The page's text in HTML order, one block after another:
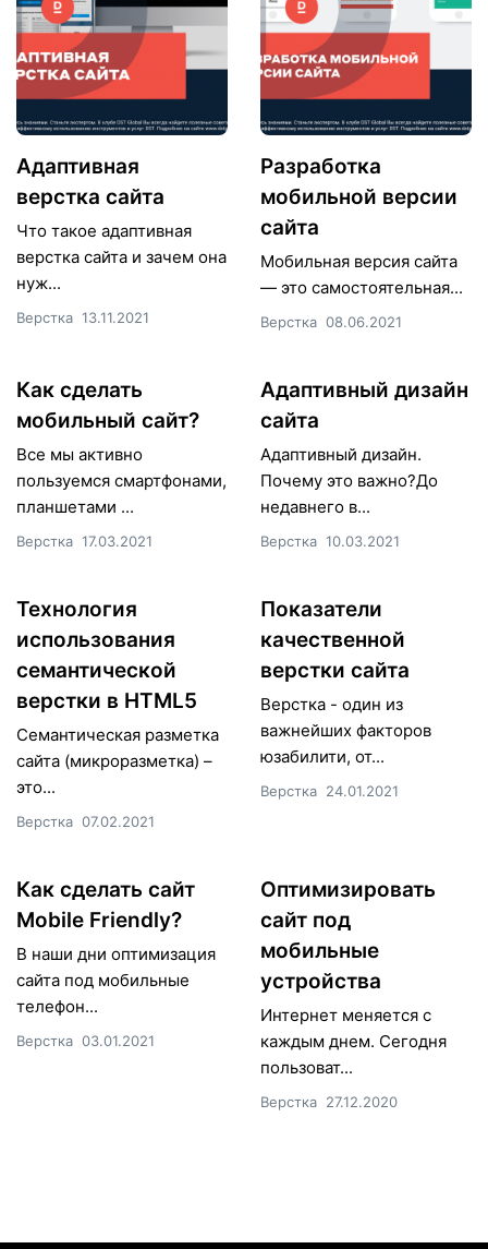
Адаптивная
верстка сайта
Что такое адаптивная
верстка сайта и зачем она
нуж...
Верстка 13.11.2021
Разработка
мобильной версии
сайта
Мобильная версия сайта
— это самостоятельная...
Верстка 08.06.2021
Как сделать
мобильный сайт?
Все мы активно
пользуемся смартфонами,
планшетами ...
Верстка 17.03.2021
Адаптивный дизайн
сайта
Адаптивный дизайн.
Почему это важно?До
недавнего в...
Верстка 10.03.2021
Технология
использования
семантической
верстки в HTML5
Семантическая разметка
сайта (микроразметка) –
это...
Верстка 07.02.2021
Показатели
качественной
верстки сайта
Верстка - один из
важнейших факторов
юзабилити, от...
Верстка 24.01.2021
Как сделать сайт
Mobile Friendly?
В наши дни оптимизация
сайта под мобильные
телефон...
Верстка 03.01.2021
Оптимизировать
сайт под
мобильные
устройства
Интернет меняется с
каждым днем. Сегодня
пользоват...
Верстка 27.12.2020